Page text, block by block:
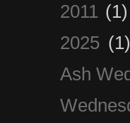
2011 (1)
2025 (1)
Ash